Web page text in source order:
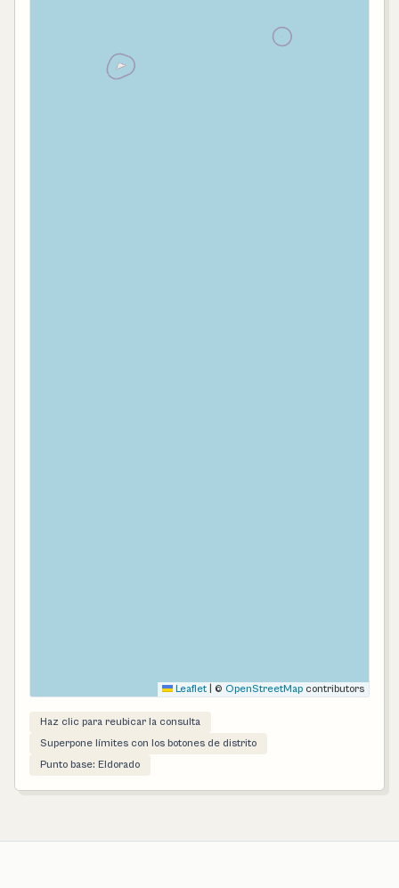
Leaflet © OpenStreetMap contributors
Haz clic para reubicar la consulta
Superpone límites con los botones de distrito
Punto base: Eldorado